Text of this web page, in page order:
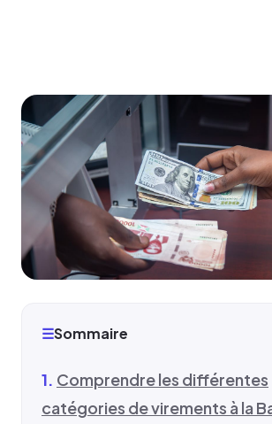
☰Sommaire
Comprendre les différentes
catégories de virements à la